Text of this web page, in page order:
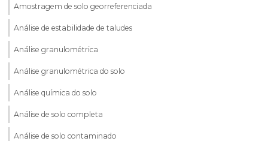
Amostragem de solo georreferenciada
Análise de estabilidade de taludes
Análise granulométrica
Análise granulométrica do solo
Análise química do solo
Análise de solo completa
Análise de solo contaminado